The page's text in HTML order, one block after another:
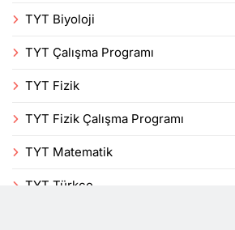
TYT Biyoloji
TYT Çalışma Programı
TYT Fizik
TYT Fizik Çalışma Programı
TYT Matematik
TYT Türkçe